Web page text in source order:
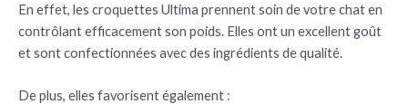
En effet, les croquettes Ultima prennent soin de votre chat en
contrôlant efficacement son poids. Elles ont un excellent goût
et sont confectionnées avec des ingrédients de qualité.
De plus, elles favorisent également :